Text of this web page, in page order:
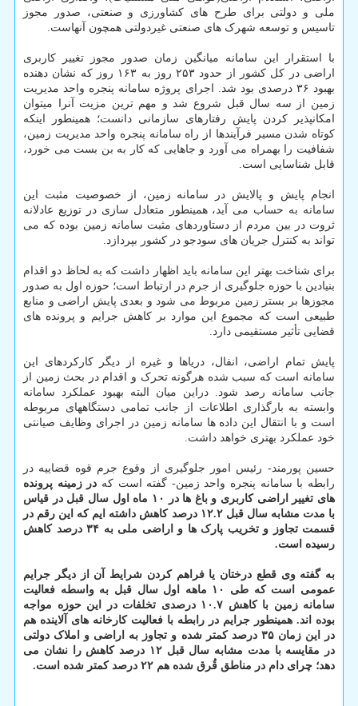
ملی و دولتی برای طرح های کشاورزی و صنعتی، صدور مجوز
تاسیس و توسعه شهرک های صنعتی غیردولتی همچون آنهاست.
با استقرار این سامانه میانگین زمان صدور مجوز تغییر کاربری
اراضی در کل کشور از حدود ۲۵۳ روز به ۱۶۳ روز که نشان دهنده
بهبود ۳۶ درصدی بود شد. اجرای پروژه سامانه پنجره واحد مدیریت
زمین از سه سال قبل شروع شد و مهم ترین مزیت آنرا میتوان
امکانپذیر کردن پایش رفتارهای سازمانی دانست؛ همینطور اینکه
کوتاه شدن مسیر فرآیندها از راه سامانه پنجره واحد مدیریت زمین،
شفافیت را بهمراه می آورد و جاهایی که کار به بن بست می خورد،
قابل شناسایی است.
انجام پایش و پالایش در سامانه زمین، از خصوصیت مثبت این
سامانه به حساب می آید، همینطور متعادل سازی در توزیع عادلانه
ثروت در بین مردم از دستاوردهای مثبت سامانه زمین بوده که می
تواند به کنترل جریان های سودجو در کشور بپردازد.
برای شناخت بهتر این سامانه باید اظهار داشت که به لحاظ دو اقدام
بنیادین با حوزه جلوگیری از جرم در ارتباط است؛ حوزه اول به صدور
مجوزها بر بستر زمین مربوط می شود و بعدی پایش اراضی و منابع
طبیعی است که مجموع این موارد بر کاهش جرایم و پرونده های
قضایی تأثیر مستقیمی دارد.
پایش تمام اراضی، انفال، دریاها و غیره از دیگر کارکردهای این
سامانه است که سبب شده هرگونه تحرک و اقدام در بحث زمین از
جانب سامانه رصد شود. دراین میان البته بهبود عملکرد سامانه
وابسته به بارگذاری اطلاعات از جانب تمامی دستگاههای مربوطه
است و با انتقال این داده ها سامانه زمین در اجرای وظایف صیانتی
خود عملکرد بهتری خواهد داشت.
حسین پورمند- رئیس امور جلوگیری از وقوع جرم قوه قضاییه در
رابطه با سامانه پنجره واحد زمین- گفته است که در زمینه پرونده
های تغییر اراضی کاربری و باغ ها در ۱۰ ماه اول سال قبل در قیاس
با مدت مشابه سال قبل ۱۲.۲ درصد کاهش داشته ایم که این رقم در
قسمت تجاوز و تخریب پارک ها و اراضی ملی به ۳۴ درصد کاهش
رسیده است.
به گفته وی قطع درختان یا فراهم کردن شرایط آن از دیگر جرایم
عمومی است که طی ۱۰ ماهه اول سال قبل به واسطه فعالیت
سامانه زمین با کاهش ۱۰.۷ درصدی تخلفات در این حوزه مواجه
بوده اند. همینطور جرایم در رابطه با فعالیت کارخانه های آلاینده هم
در این زمان ۳۵ درصد کمتر شده و تجاوز به اراضی و املاک دولتی
در مقایسه با مدت مشابه سال قبل ۱۲ درصد کاهش را نشان می
دهد؛ چرای دام در مناطق قُرق شده هم ۲۲ درصد کمتر شده است.